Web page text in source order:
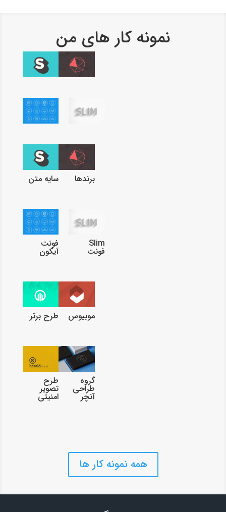
نمونه کار های من
سایه متن برندها
فونت
آیکون
Slim
فونت
طرح برتر موبیوس
طرح
تصویر
امنیتی
گروه
طراحی
آنچر
همه نمونه کار ها